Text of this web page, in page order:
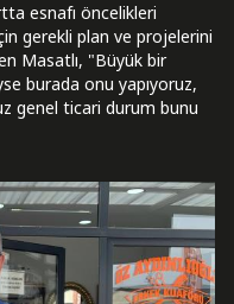
esnafı öncelikleri
gerekli plan ve projelerini
Masatlı, "Büyük bir
burada onu yapıyoruz,
genel ticari durum bunu